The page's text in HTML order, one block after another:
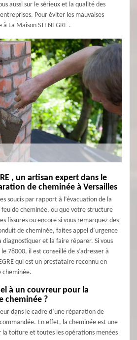
aussi sur le sérieux et la qualité des
Pour éviter les mauvaises
La Maison STENEGRE .
, un artisan expert dans le
de cheminée à Versailles
soucis par rapport à l’évacuation de la
de cheminée, ou que votre structure
fissures ou encore si vous remarquez des
de cheminée, faites appel d’urgence
diagnostiquer et la faire réparer. Si vous
78000, il est conseillé de s’adresser à
qui est un prestataire reconnu en
cheminée.
à un couvreur pour la
cheminée ?
dans le cadre d’une réparation de
En effet, la cheminée est une
la toiture et toutes les opérations menées